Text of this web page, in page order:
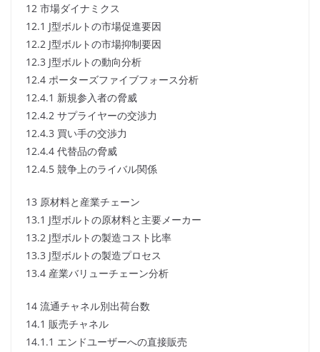
12 市場ダイナミクス
12.1 J型ボルトの市場促進要因
12.2 J型ボルトの市場抑制要因
12.3 J型ボルトの動向分析
12.4 ポーターズファイブフォース分析
12.4.1 新規参入者の脅威
12.4.2 サプライヤーの交渉力
12.4.3 買い手の交渉力
12.4.4 代替品の脅威
12.4.5 競争上のライバル関係
13 原材料と産業チェーン
13.1 J型ボルトの原材料と主要メーカー
13.2 J型ボルトの製造コスト比率
13.3 J型ボルトの製造プロセス
13.4 産業バリューチェーン分析
14 流通チャネル別出荷台数
14.1 販売チャネル
14.1.1 エンドユーザーへの直接販売